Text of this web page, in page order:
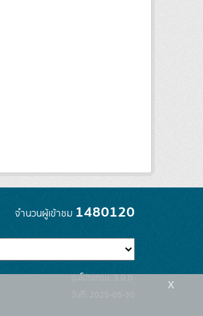
จำนวนผู้เข้าชม 1480120
รุ่นโปรแกรม: 3.0.0
วันที่: 2025-05-30
x